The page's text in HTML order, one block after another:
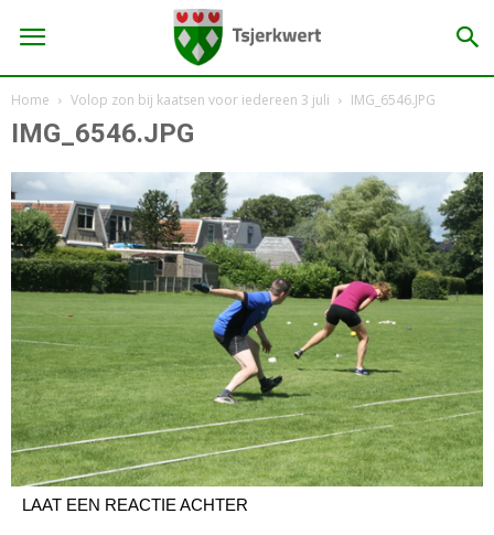
Home Volop zon bij kaatsen voor iedereen 3 juli IMG_6546.JPG
IMG_6546.JPG
LAAT EEN REACTIE ACHTER